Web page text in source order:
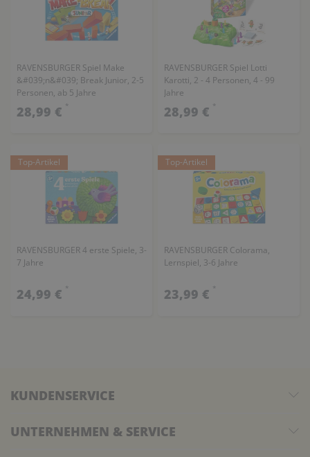
RAVENSBURGER Spiel Make
&#039;n&#039; Break Junior, 2-5
Personen, ab 5 Jahre
28,99 € *
RAVENSBURGER Spiel Lotti
Karotti, 2 - 4 Personen, 4 - 99
Jahre
28,99 € *
Top-Artikel
RAVENSBURGER 4 erste Spiele, 3-
7 Jahre
24,99 € *
Top-Artikel
RAVENSBURGER Colorama,
Lernspiel, 3-6 Jahre
23,99 € *
KUNDENSERVICE
UNTERNEHMEN & SERVICE